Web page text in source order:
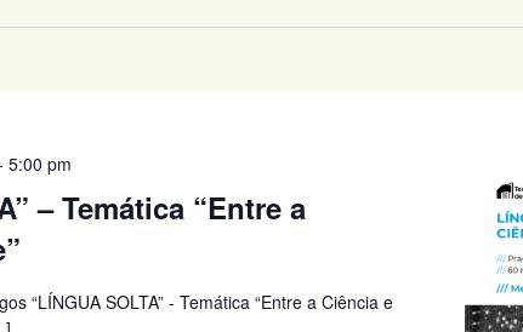
– Temática “Entre a
5:00 pm
“LÍNGUA SOLTA” - Temática “Entre a Ciência e